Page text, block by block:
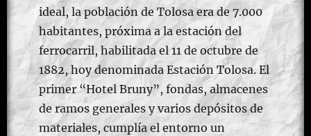
ideal, la población de Tolosa era de 7.000
habitantes, próxima a la estación del
ferrocarril, habilitada el 11 de octubre de
1882, hoy denominada Estación Tolosa. El
primer “Hotel Bruny”, fondas, almacenes
de ramos generales y varios depósitos de
materiales, cumplía el entorno un